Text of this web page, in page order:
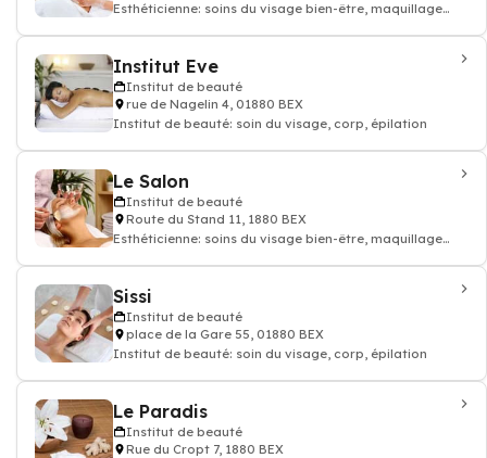
Esthéticienne: soins du visage bien-être, maquillage
Institut Eve
Institut de beauté
rue de Nagelin 4, 01880 BEX
Institut de beauté: soin du visage, corp, épilation
Le Salon
Institut de beauté
Route du Stand 11, 1880 BEX
Esthéticienne: soins du visage bien-être, maquillage
Sissi
Institut de beauté
place de la Gare 55, 01880 BEX
Institut de beauté: soin du visage, corp, épilation
Le Paradis
Institut de beauté
Rue du Cropt 7, 1880 BEX